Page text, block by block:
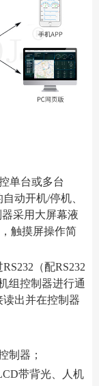
单台或多台
动开机/停机、
采用大屏幕液
触摸屏操作简
（配RS232
组控制器进行通
出并在控制器
制器；
带背光、人机